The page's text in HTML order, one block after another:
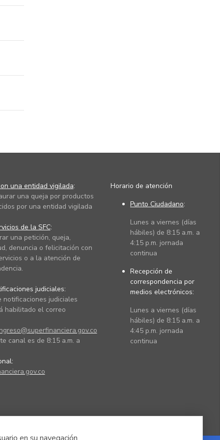
una entidad vigilada:
una queja por productos
por una entidad vigilada
de la SFC:
una petición, queja,
denuncia o felicitación con
o a la atención de
judiciales:
notificaciones judiciales
habilitado el correo
canal es de 8:15 a.m. a
Horario de atención
Punto Ciudadano:
Lunes a viernes (días
hábiles) de 8:15 a.m. a
4:15 p.m. jornada
continua
Recepción de
correspondencia por
medios electrónicos:
Lunes a viernes (días
hábiles) de 8:15 a.m. a
4:45 p.m. jornada
continua